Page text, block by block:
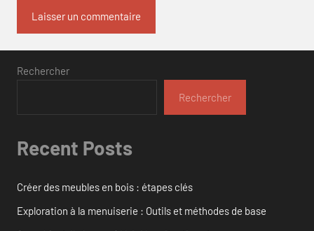
Rechercher
Rechercher
Recent Posts
Créer des meubles en bois : étapes clés
Exploration à la menuiserie : Outils et méthodes de base